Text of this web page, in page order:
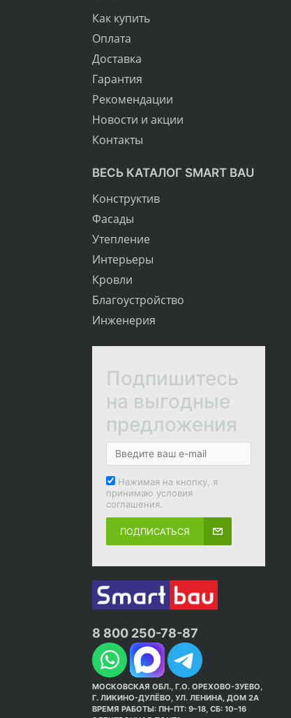
Как купить
Оплата
Доставка
Гарантия
Рекомендации
Новости и акции
Контакты
ВЕСЬ КАТАЛОГ SMART BAU
Конструктив
Фасады
Утепление
Интерьеры
Кровли
Благоустройство
Инженерия
Подпишитесь
на выгодные
предложения
Нажимая на кнопку, я
принимаю условия
соглашения.
ПОДПИСАТЬСЯ
8 800 250-78-87
МОСКОВСКАЯ ОБЛ., Г.О. ОРЕХОВО-ЗУЕВО,
Г. ЛИКИНО-ДУЛЁВО, УЛ. ЛЕНИНА, ДОМ 2А
ВРЕМЯ РАБОТЫ: ПН–ПТ: 9–18, СБ: 10–16